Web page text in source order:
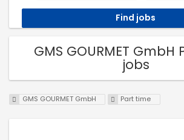
GMS GOURMET GmbH
jobs
GMS GOURMET GmbH Part time